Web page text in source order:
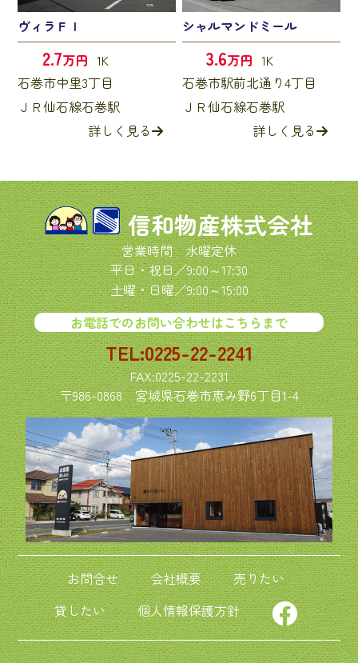
ヴィラＦＩ
2.7万円 1K
石巻市中里3丁目
ＪＲ仙石線石巻駅
詳しく見る
シャルマンドミール
3.6万円 1K
石巻市駅前北通り4丁目
ＪＲ仙石線石巻駅
詳しく見る
信和物産株式会社
営業時間 水曜定休
平日・祝日／9:00～17:30
土曜・日曜／9:00～15:00
お電話でのお問い合わせはこちらまで
TEL:0225-22-2241
FAX:0225-22-2231
〒986-0868宮城県石巻市恵み野6丁目1-4
お問合せ 会社概要
売りたい
貸したい
個人情報保護方針